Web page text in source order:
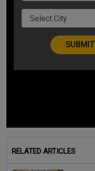
RELATED ARTICLES